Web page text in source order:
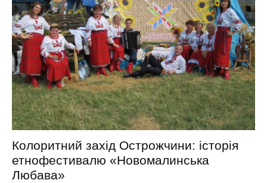
Колоритний захід Острожчини: історія
етнофестивалю «Новомалинська
Любава»